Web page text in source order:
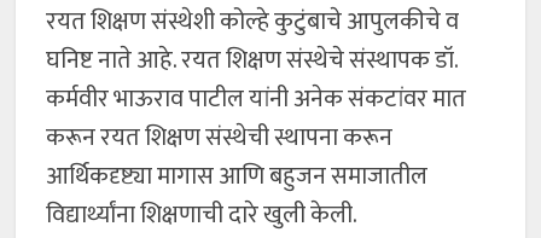
रयत शिक्षण संस्थेशी कोल्हे कुटुंबाचे आपुलकीचे व
घनिष्ट नाते आहे. रयत शिक्षण संस्थेचे संस्थापक डॉ.
कर्मवीर भाऊराव पाटील यांनी अनेक संकटांवर मात
करून रयत शिक्षण संस्थेची स्थापना करून
आर्थिकदृष्ट्या मागास आणि बहुजन समाजातील
विद्यार्थ्यांना शिक्षणाची दारे खुली केली.